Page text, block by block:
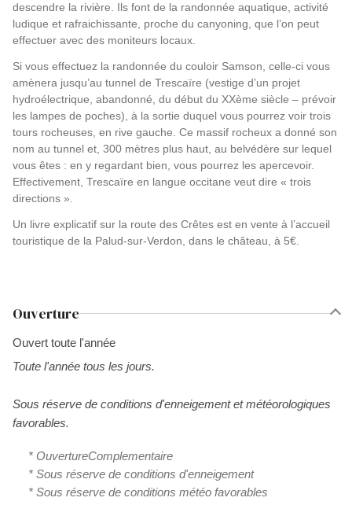
descendre la rivière. Ils font de la randonnée aquatique, activité
ludique et rafraichissante, proche du canyoning, que l’on peut
effectuer avec des moniteurs locaux.
Si vous effectuez la randonnée du couloir Samson, celle-ci vous
amènera jusqu’au tunnel de Trescaïre (vestige d’un projet
hydroélectrique, abandonné, du début du XXème siècle – prévoir
les lampes de poches), à la sortie duquel vous pourrez voir trois
tours rocheuses, en rive gauche. Ce massif rocheux a donné son
nom au tunnel et, 300 mètres plus haut, au belvédère sur lequel
vous êtes : en y regardant bien, vous pourrez les apercevoir.
Effectivement, Trescaïre en langue occitane veut dire « trois
directions ».
Un livre explicatif sur la route des Crêtes est en vente à l’accueil
touristique de la Palud-sur-Verdon, dans le château, à 5€.
Ouverture
Ouvert toute l'année
Toute l'année tous les jours.
Sous réserve de conditions d'enneigement et météorologiques
favorables.
* OuvertureComplementaire
* Sous réserve de conditions d'enneigement
* Sous réserve de conditions météo favorables